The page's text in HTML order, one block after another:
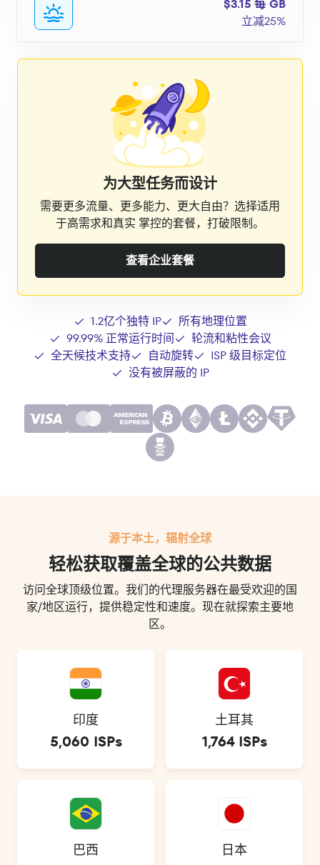
$3.15 每 GB
立减25%
为大型任务而设计
需要更多流量、更多能力、更大自由？选择适用
于高需求和真实 掌控的套餐，打破限制。
查看企业套餐
1.2亿个独特 IP
所有地理位置
99.99% 正常运行时间
轮流和粘性会议
全天候技术支持
自动旋转
ISP 级目标定位
没有被屏蔽的 IP
源于本土，辐射全球
轻松获取覆盖全球的公共数据
访问全球顶级位置。我们的代理服务器在最受欢迎的国
家/地区运行，提供稳定性和速度。现在就探索主要地
区。
印度
5,060 ISPs
土耳其
1,764 ISPs
巴西 日本